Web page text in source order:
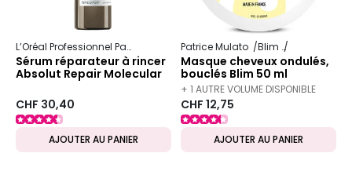
L’Oréal Professionnel Paris Serie Expert Absolut Repair Molecular
Sérum réparateur à rincer
Absolut Repair Molecular
CHF 30,40
AJOUTER AU PANIER
Patrice Mulato Blim
Masque cheveux ondulés,
bouclés Blim 50 ml
+ 1 AUTRE VOLUME DISPONIBLE
CHF 12,75
AJOUTER AU PANIER